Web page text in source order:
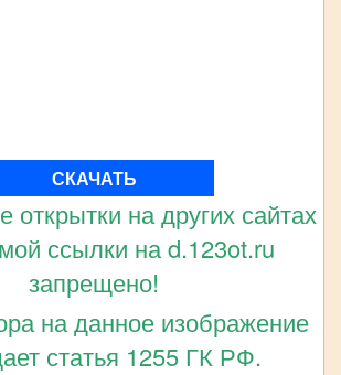
СКАЧАТЬ
открытки на других сайтах
ссылки на d.123ot.ru
запрещено!
на данное изображение
статья 1255 ГК РФ.